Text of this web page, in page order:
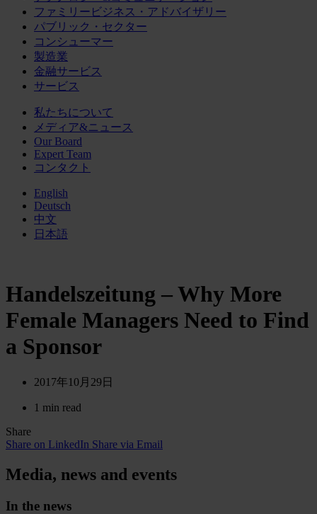
ファミリービジネス・アドバイザリー
パブリック・セクター
コンシューマー
製造業
金融サービス
サービス
私たちについて
メディア&ニュース
Our Board
Expert Team
コンタクト
English
Deutsch
中文
日本語
Handelszeitung – Why More
Female Managers Need to Find
a Sponsor
2017年10月29日
1 min read
Share
Share on LinkedIn Share via Email
Media, news and events
In the news